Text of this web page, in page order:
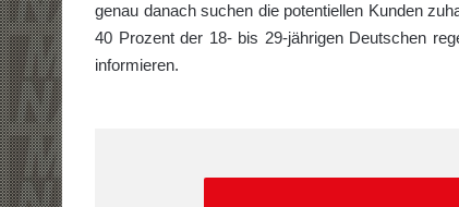
genau danach suchen die potentiellen Kunden
40 Prozent der 18- bis 29-jährigen Deutschen
informieren.